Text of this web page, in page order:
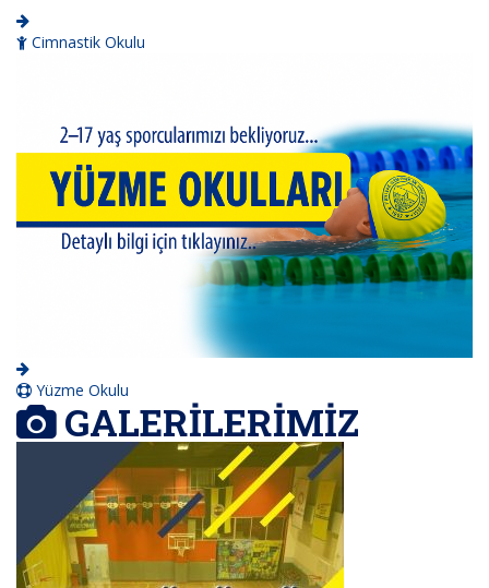
Cimnastik Okulu
Yüzme Okulu
GALERİLERİMİZ